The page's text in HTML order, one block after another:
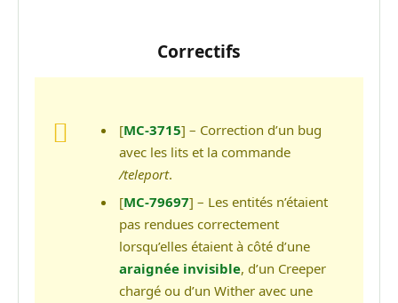
Correctifs
[MC-3715] – Correction d’un bug
avec les lits et la commande
/teleport.
[MC-79697] – Les entités n’étaient
pas rendues correctement
lorsqu’elles étaient à côté d’une
araignée invisible, d’un Creeper
chargé ou d’un Wither avec une